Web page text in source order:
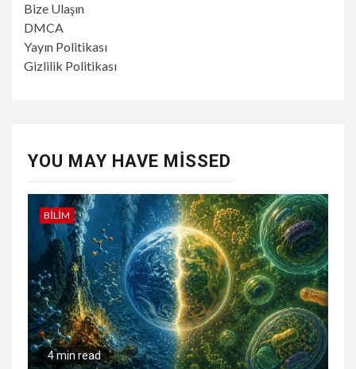
Bize Ulaşın
DMCA
Yayın Politikası
Gizlilik Politikası
YOU MAY HAVE MISSED
BILIM
4 min read